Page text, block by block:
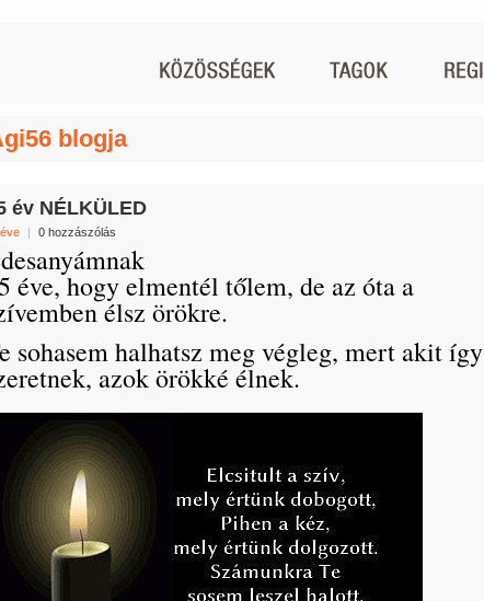
blogja
év NÉLKÜLED
| 0 hozzászólás
éve, hogy elmentél tőlem, de az óta a
élsz örökre.
sohasem halhatsz meg végleg, mert akit így
azok örökké élnek.